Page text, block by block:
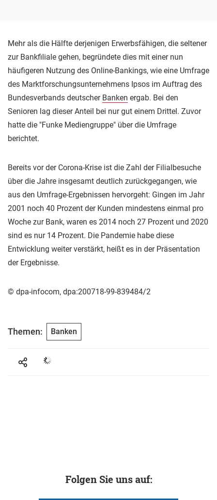
Mehr als die Hälfte derjenigen Erwerbsfähigen, die seltener
zur Bankfiliale gehen, begründete dies mit einer nun
häufigeren Nutzung des Online-Bankings, wie eine Umfrage
des Marktforschungsunternehmens Ipsos im Auftrag des
Bundesverbands deutscher Banken ergab. Bei den
Senioren lag dieser Anteil bei nur gut einem Drittel. Zuvor
hatte die "Funke Mediengruppe" über die Umfrage
berichtet.
Bereits vor der Corona-Krise ist die Zahl der Filialbesuche
über die Jahre insgesamt deutlich zurückgegangen, wie
aus den Umfrage-Ergebnissen hervorgeht: Gingen im Jahr
2001 noch 40 Prozent der Kunden mindestens einmal pro
Woche zur Bank, waren es 2014 noch 27 Prozent und 2020
sind es nur 14 Prozent. Die Pandemie habe diese
Entwicklung weiter verstärkt, heißt es in der Präsentation
der Ergebnisse.
© dpa-infocom, dpa:200718-99-839484/2
Themen: Banken
Folgen Sie uns auf: